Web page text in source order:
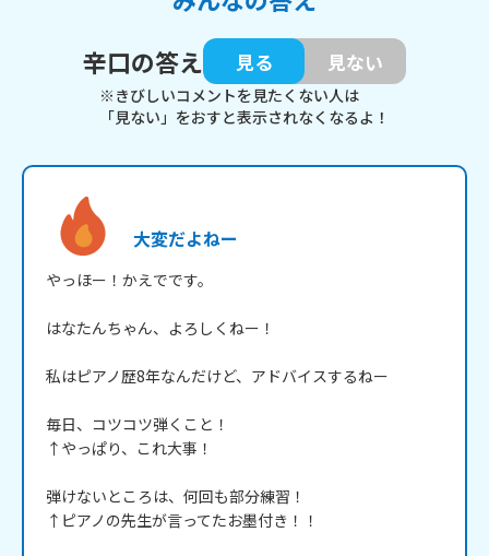
辛口の答え
見る 見ない
※きびしいコメントを見たくない人は
「見ない」をおすと表示されなくなるよ！
大変だよねー
やっほー！かえでです。
はなたんちゃん、よろしくねー！
私はピアノ歴8年なんだけど、アドバイスするねー
毎日、コツコツ弾くこと！
↑やっぱり、これ大事！
弾けないところは、何回も部分練習！
↑ピアノの先生が言ってたお墨付き！！